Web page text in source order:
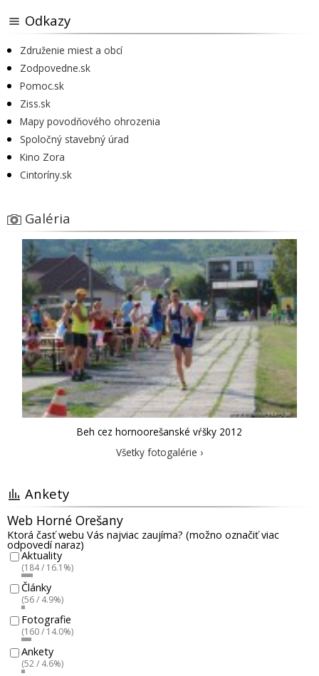
Odkazy
Združenie miest a obcí
Zodpovedne.sk
Pomoc.sk
Ziss.sk
Mapy povodňového ohrozenia
Spoločný stavebný úrad
Kino Zora
Cintoríny.sk
Galéria
Beh cez hornoorešanské vŕšky 2012
Všetky fotogalérie ›
Ankety
Web Horné Orešany
Ktorá časť webu Vás najviac zaujíma? (možno označiť viac
odpovedí naraz)
Aktuality
(184 / 16.1%)
Články
(56 / 4.9%)
Fotografie
(160 / 14.0%)
Ankety
(52 / 4.6%)